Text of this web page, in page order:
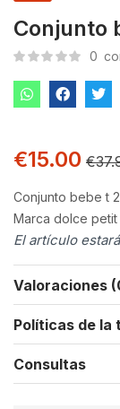
Conjunto
0
€15.00 €
Conjunto bebe t
Marca dolce petit
El artículo
Valoraciones
Políticas de la
Consultas